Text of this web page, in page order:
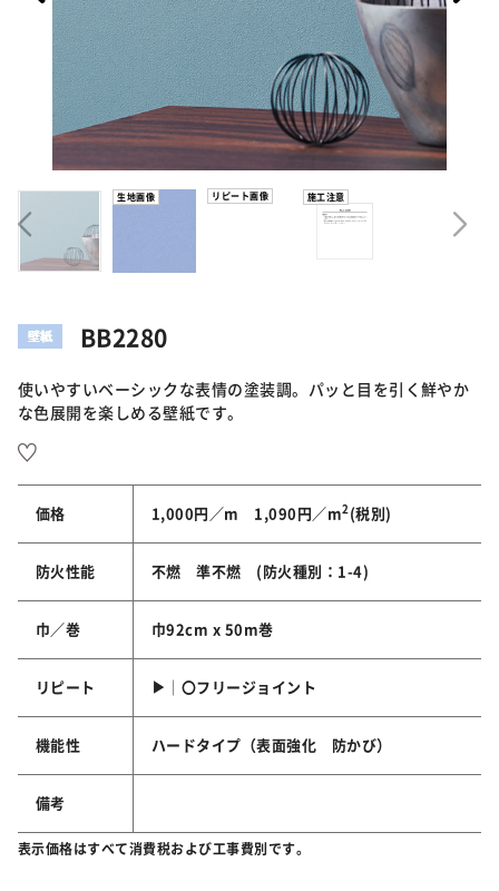
生地画像 リピート画像 施工注意
BB2280
使いやすいベーシックな表情の塗装調。パッと目を引く鮮やか
な色展開を楽しめる壁紙です。
価格 1,000円／m 1,090円／m2 (税別)
防火性能 不燃 準不燃 (防火種別：1-4)
巾／巻 巾92cm x 50m巻
リピート ▶│〇フリージョイント
機能性 ハードタイプ（表面強化 防かび）
備考
表示価格はすべて消費税および工事費別です。